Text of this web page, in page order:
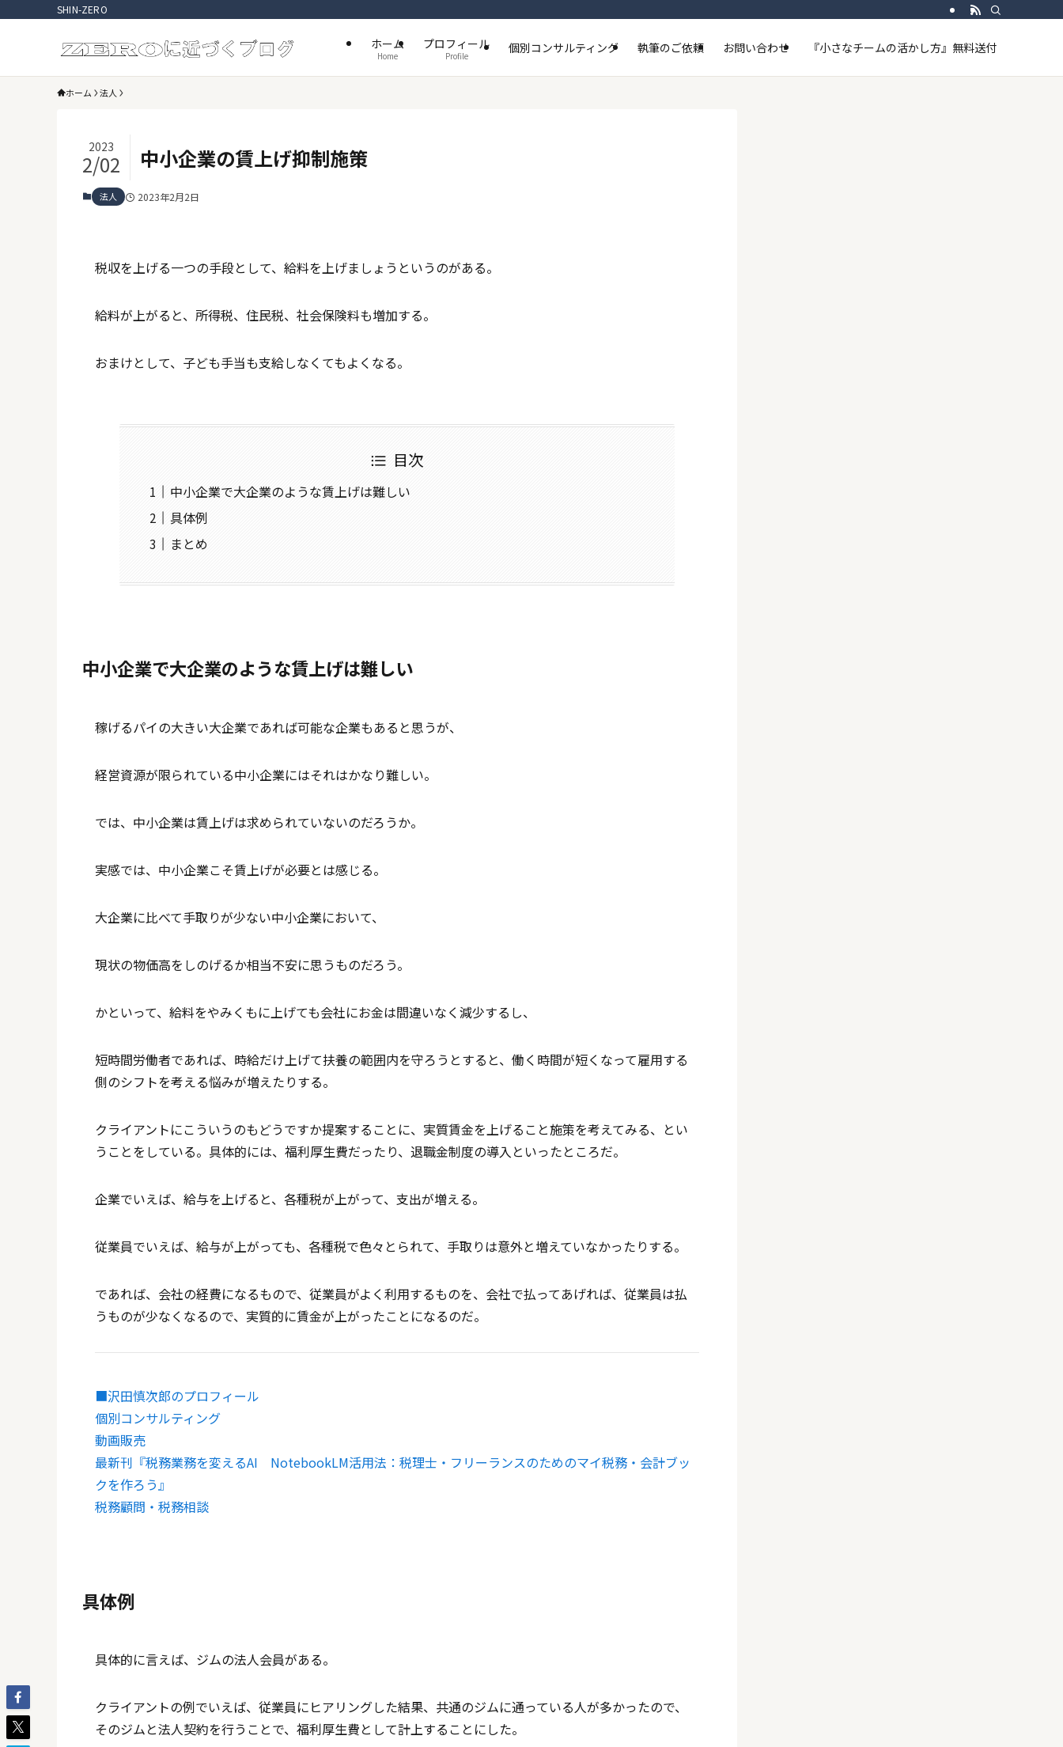
SHIN-ZERO
ホーム
Home
プロフィール
Profile
個別コンサルティング 執筆のご依頼 お問い合わせ 『小さなチームの活かし方』無料送付
ホーム 法人
中小企業の賃上げ抑制施策
2023
2/02
法人 2023年2月2日
税収を上げる一つの手段として、給料を上げましょうというのがある。
給料が上がると、所得税、住民税、社会保険料も増加する。
おまけとして、子ども手当も支給しなくてもよくなる。
目次
中小企業で大企業のような賃上げは難しい
具体例
まとめ
中小企業で大企業のような賃上げは難しい
稼げるパイの大きい大企業であれば可能な企業もあると思うが、
経営資源が限られている中小企業にはそれはかなり難しい。
では、中小企業は賃上げは求められていないのだろうか。
実感では、中小企業こそ賃上げが必要とは感じる。
大企業に比べて手取りが少ない中小企業において、
現状の物価高をしのげるか相当不安に思うものだろう。
かといって、給料をやみくもに上げても会社にお金は間違いなく減少するし、
短時間労働者であれば、時給だけ上げて扶養の範囲内を守ろうとすると、働く時間が短くなって雇用する
側のシフトを考える悩みが増えたりする。
クライアントにこういうのもどうですか提案することに、実質賃金を上げること施策を考えてみる、とい
うことをしている。具体的には、福利厚生費だったり、退職金制度の導入といったところだ。
企業でいえば、給与を上げると、各種税が上がって、支出が増える。
従業員でいえば、給与が上がっても、各種税で色々とられて、手取りは意外と増えていなかったりする。
であれば、会社の経費になるもので、従業員がよく利用するものを、会社で払ってあげれば、従業員は払
うものが少なくなるので、実質的に賃金が上がったことになるのだ。
■沢田慎次郎のプロフィール
個別コンサルティング
動画販売
最新刊『税務業務を変えるAI NotebookLM活用法：税理士・フリーランスのためのマイ税務・会計ブッ
クを作ろう』
税務顧問・税務相談
具体例
具体的に言えば、ジムの法人会員がある。
クライアントの例でいえば、従業員にヒアリングした結果、共通のジムに通っている人が多かったので、
そのジムと法人契約を行うことで、福利厚生費として計上することにした。